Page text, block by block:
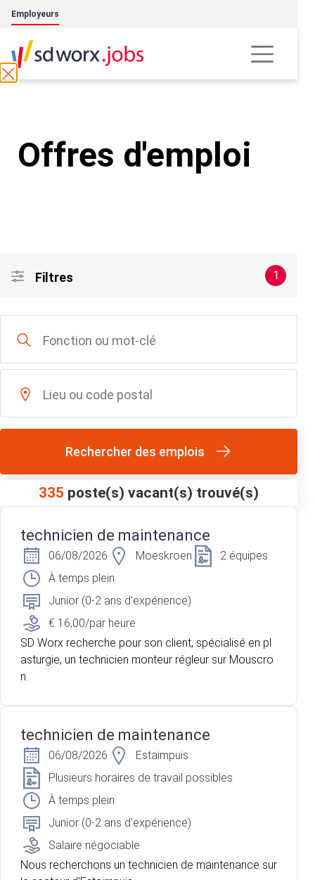
Employeurs
Offres d'emploi
Filtres 1
Rechercher des emplois
335 poste(s) vacant(s) trouvé(s)
technicien de maintenance
06/08/2026 Moeskroen
2 équipes
À temps plein
Junior (0-2 ans d'expérience)
€ 16,00/par heure
SD Worx recherche pour son client, spécialisé en pl
asturgie, un technicien monteur régleur sur Mouscro
n.
technicien de maintenance
06/08/2026
Estaimpuis
Plusieurs horaires de travail possibles
À temps plein
Junior (0-2 ans d'expérience)
Salaire négociable
Nous recherchons un technicien de maintenance sur